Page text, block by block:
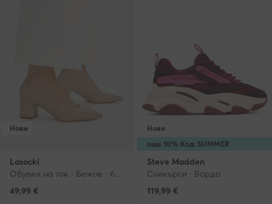
Нови
Lasocki
Обувки на ток · Бежов · 6 cm
49,99 €
още 10% Код: SUMMER
Нови
Steve Madden
Сникърси · Бордо
119,99 €